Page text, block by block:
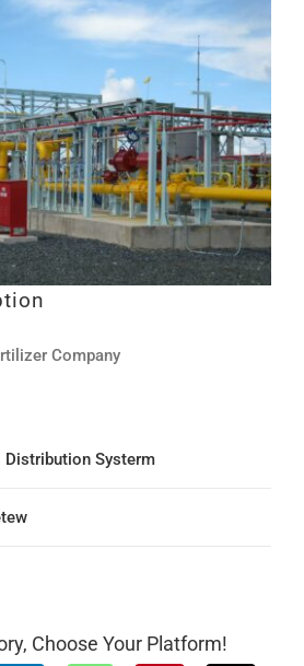
Company
Distribution Systerm
Choose Your Platform!